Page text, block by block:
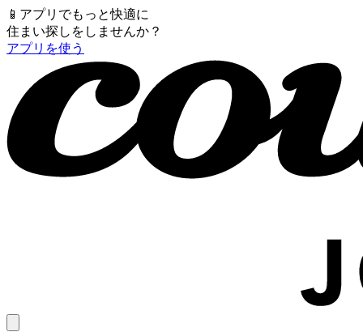
📱 アプリでもっと快適に
住まい探しをしませんか？
アプリを使う